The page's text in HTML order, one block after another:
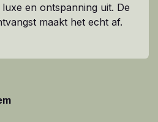
en ontspanning uit. De
maakt het echt af.